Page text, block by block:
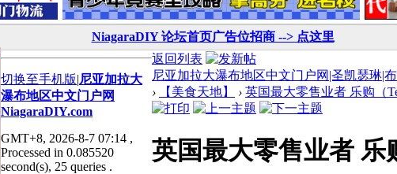
NiagaraDIY 论坛首页广告位招商 --> 点这里
返回列表
尼亚加拉大瀑布地区中文门户网|圣凯瑟琳|
›
【美食天地】 › 英国最大零售业者 乐购（
英国最大零售业者 乐
切换至手机版|尼亚加拉大
瀑布地区中文门户网
NiagaraDIY.com
GMT+8, 2026-8-7 07:14 ,
Processed in 0.085520
second(s), 25 queries .